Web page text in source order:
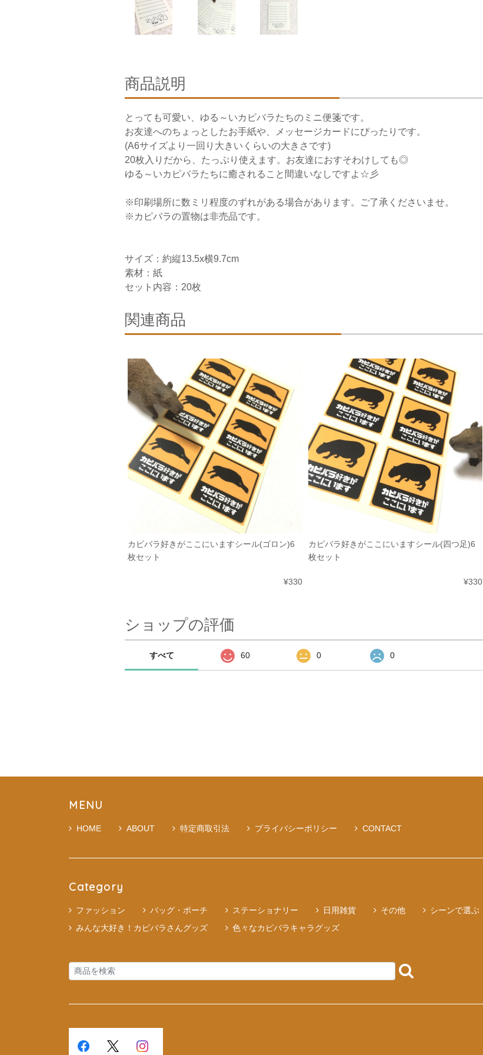
商品説明
とっても可愛い、ゆる～いカピバラたちのミニ便箋です。
お友達へのちょっとしたお手紙や、メッセージカードにぴったりです。
(A6サイズより一回り大きいくらいの大きさです)
20枚入りだから、たっぷり使えます。お友達におすそわけしても◎
ゆる～いカピバラたちに癒されること間違いなしですよ☆彡
※印刷場所に数ミリ程度のずれがある場合があります。ご了承くださいませ。
※カピバラの置物は非売品です。
サイズ：約縦13.5x横9.7cm
素材：紙
セット内容：20枚
関連商品
カピバラ好きがここにいますシール(ゴロン)6
枚セット
¥330
カピバラ好きがここにいますシール(四つ足)6
枚セット
¥330
ショップの評価
すべて 60 0 0
MENU
HOME ABOUT 特定商取引法 プライバシーポリシー CONTACT
Category
ファッション バッグ・ポーチ ステーショナリー 日用雑貨 その他 シーンで選ぶ
みんな大好き！カピバラさんグッズ
色々なカピバラキャラグッズ